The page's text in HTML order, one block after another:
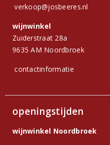
verkoop@josbeeres.nl
wijnwinkel
Zuiderstraat 28a
9635 AM Noordbroek
contactinformatie
openingstijden
wijnwinkel Noordbroek